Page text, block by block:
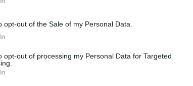
opt-out of the Sale of my Personal Data.
opt-out of processing my Personal Data for Targeted
- Girone H
e
un feeling che
ULTIM'ORA
Fasano, il